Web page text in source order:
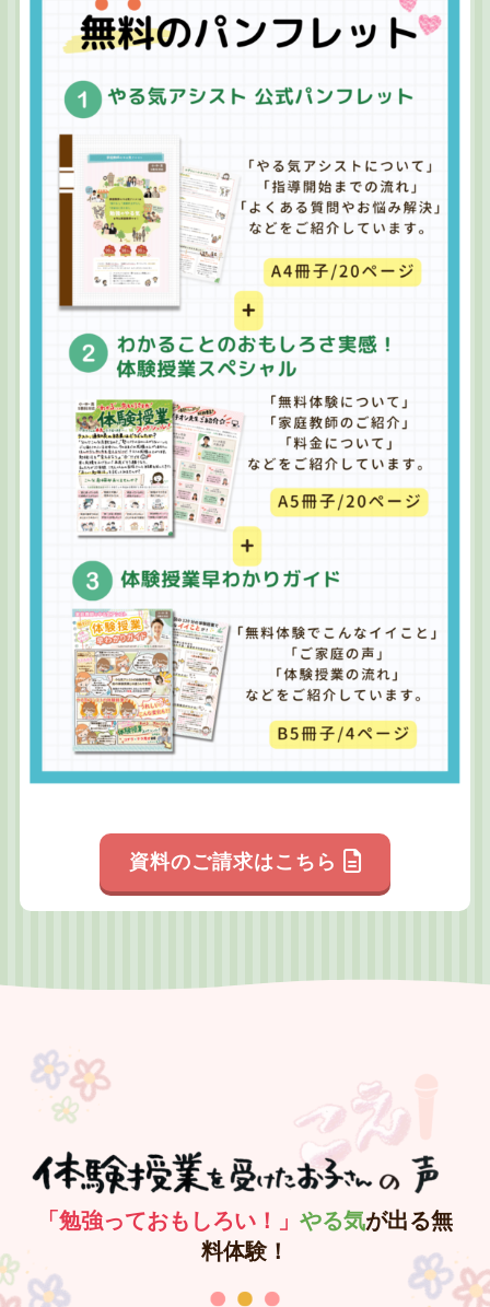
資料のご請求はこちら
「勉強っておもしろい！」 やる気が出る無
料体験！